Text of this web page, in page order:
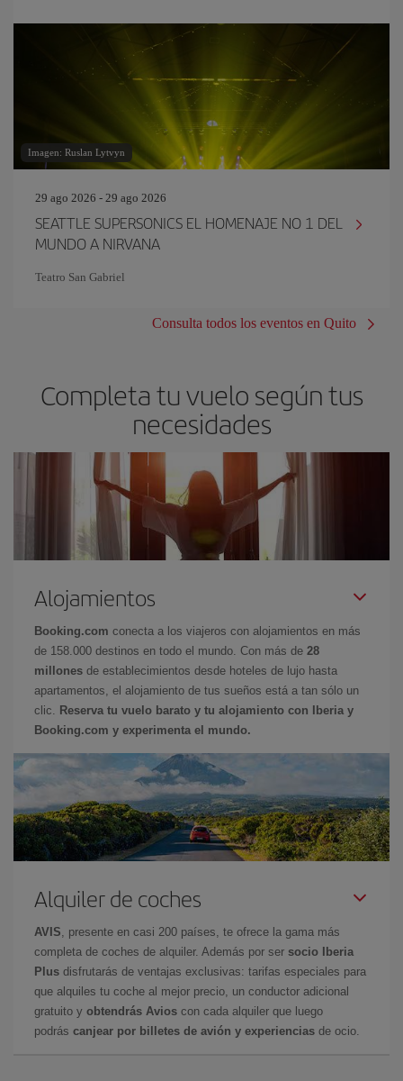
Imagen: Ruslan Lytvyn
29 ago 2026 - 29 ago 2026
SEATTLE SUPERSONICS EL HOMENAJE NO 1 DEL
MUNDO A NIRVANA
Teatro San Gabriel
Consulta todos los eventos en Quito
Completa tu vuelo según tus
necesidades
Alojamientos
Booking.com conecta a los viajeros con alojamientos en más
de 158.000 destinos en todo el mundo. Con más de 28
millones de establecimientos desde hoteles de lujo hasta
apartamentos, el alojamiento de tus sueños está a tan sólo un
clic.
Reserva tu vuelo barato y tu alojamiento con Iberia y
Booking.com y experimenta el mundo.
Alquiler de coches
AVIS , presente en casi 200 países, te ofrece la gama más
completa de coches de alquiler. Además por ser socio Iberia
Plus disfrutarás de ventajas exclusivas: tarifas especiales para
que alquiles tu coche al mejor precio, un conductor adicional
gratuito y obtendrás Avios con cada alquiler que luego
podrás canjear por billetes de avión y experiencias de ocio.